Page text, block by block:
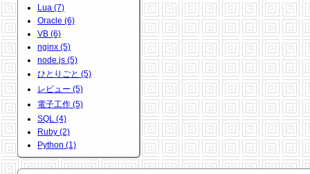
Lua (7)
Oracle (6)
VB (6)
nginx (5)
node.js (5)
ひとりごと (5)
レビュー (5)
電子工作 (5)
SQL (4)
Ruby (2)
Python (1)